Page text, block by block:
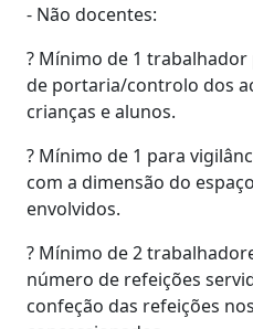
- Não docentes:
? Mínimo de 1 trabalhador
de portaria/controlo dos
crianças e alunos.
? Mínimo de 1 para
com a dimensão do
envolvidos.
? Mínimo de 2
número de refeições
confeção das refeições